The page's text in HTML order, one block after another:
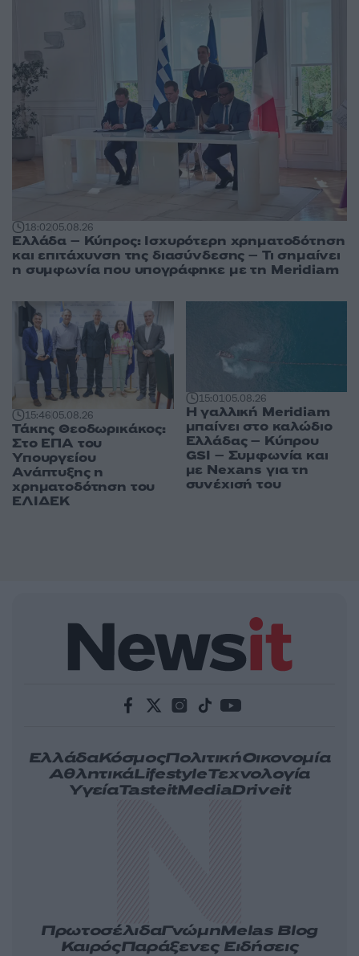
18:0205.08.26
Ελλάδα – Κύπρος: Ισχυρότερη χρηματοδότηση
και επιτάχυνση της διασύνδεσης – Τι σημαίνει
η συμφωνία που υπογράφηκε με τη Meridiam
15:4605.08.26
Τάκης Θεοδωρικάκος:
Στο ΕΠΑ του
Υπουργείου
Ανάπτυξης η
χρηματοδότηση του
ΕΛΙΔΕΚ
15:0105.08.26
Η γαλλική Meridiam
μπαίνει στο καλώδιο
Ελλάδας – Κύπρου
GSI – Συμφωνία και
με Nexans για τη
συνέχισή του
ΕλλάδαΚόσμοςΠολιτικήΟικονομία
ΑθλητικάLifestyleΤεχνολογία
ΥγείαTasteitMediaDriveit
ΠρωτοσέλιδαΓνώμηMelas Blog
ΚαιρόςΠαράξενες Ειδήσεις